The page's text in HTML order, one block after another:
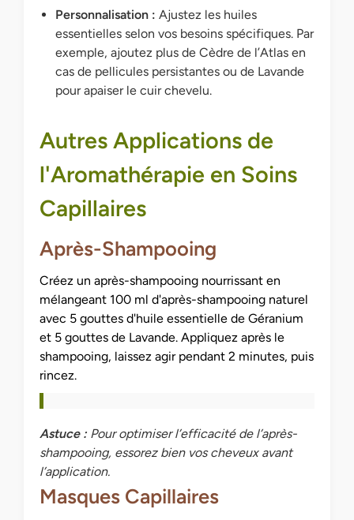
Personnalisation : Ajustez les huiles
essentielles selon vos besoins spécifiques. Par
exemple, ajoutez plus de Cèdre de l’Atlas en
cas de pellicules persistantes ou de Lavande
pour apaiser le cuir chevelu.
Autres Applications de
l'Aromathérapie en Soins
Capillaires
Après-Shampooing
Créez un après-shampooing nourrissant en
mélangeant 100 ml d'après-shampooing naturel
avec 5 gouttes d'huile essentielle de Géranium
et 5 gouttes de Lavande. Appliquez après le
shampooing, laissez agir pendant 2 minutes, puis
rincez.
Astuce : Pour optimiser l’efficacité de l’après-
shampooing, essorez bien vos cheveux avant
l’application.
Masques Capillaires